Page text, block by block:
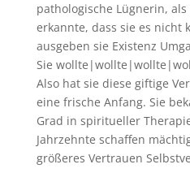
pathologische Lügnerin,
erkannte, dass sie es nicht
ausgeben sie Existenz
Sie
Also hat sie diese giftige
eine frische Anfang. Sie
Grad in spiritueller
Jahrzehnte schaffen
größeres Vertrauen